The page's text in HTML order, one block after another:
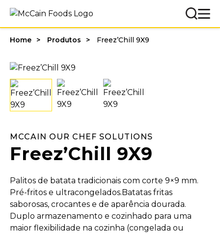
Home Produtos Freez’Chill 9X9
MCCAIN OUR CHEF SOLUTIONS
Freez’Chill 9X9
Palitos de batata tradicionais com corte 9×9 mm.
Pré-fritos e ultracongelados.Batatas fritas
saborosas, crocantes e de aparência dourada.
Duplo armazenamento e cozinhado para uma
maior flexibilidade na cozinha (congelada ou